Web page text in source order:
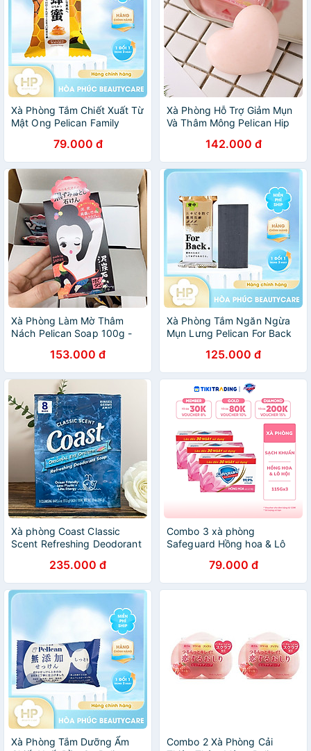
Xà Phòng Tắm Chiết Xuất Từ
Mật Ong Pelican Family
79.000 đ
Xà Phòng Hỗ Trợ Giảm Mụn
Và Thâm Mông Pelican Hip
142.000 đ
Xà Phòng Làm Mờ Thâm
Nách Pelican Soap 100g -
153.000 đ
Xà Phòng Tắm Ngăn Ngừa
Mụn Lưng Pelican For Back
125.000 đ
Xà phòng Coast Classic
Scent Refreshing Deodorant
khẩu Mỹ235.000 đ
Combo 3 xà phòng
Safeguard Hồng hoa & Lô
(115gx3)X24(5.24)
79.000 đ
Xà Phòng Tắm Dưỡng Ẩm
Combo 2 Xà Phòng Cải